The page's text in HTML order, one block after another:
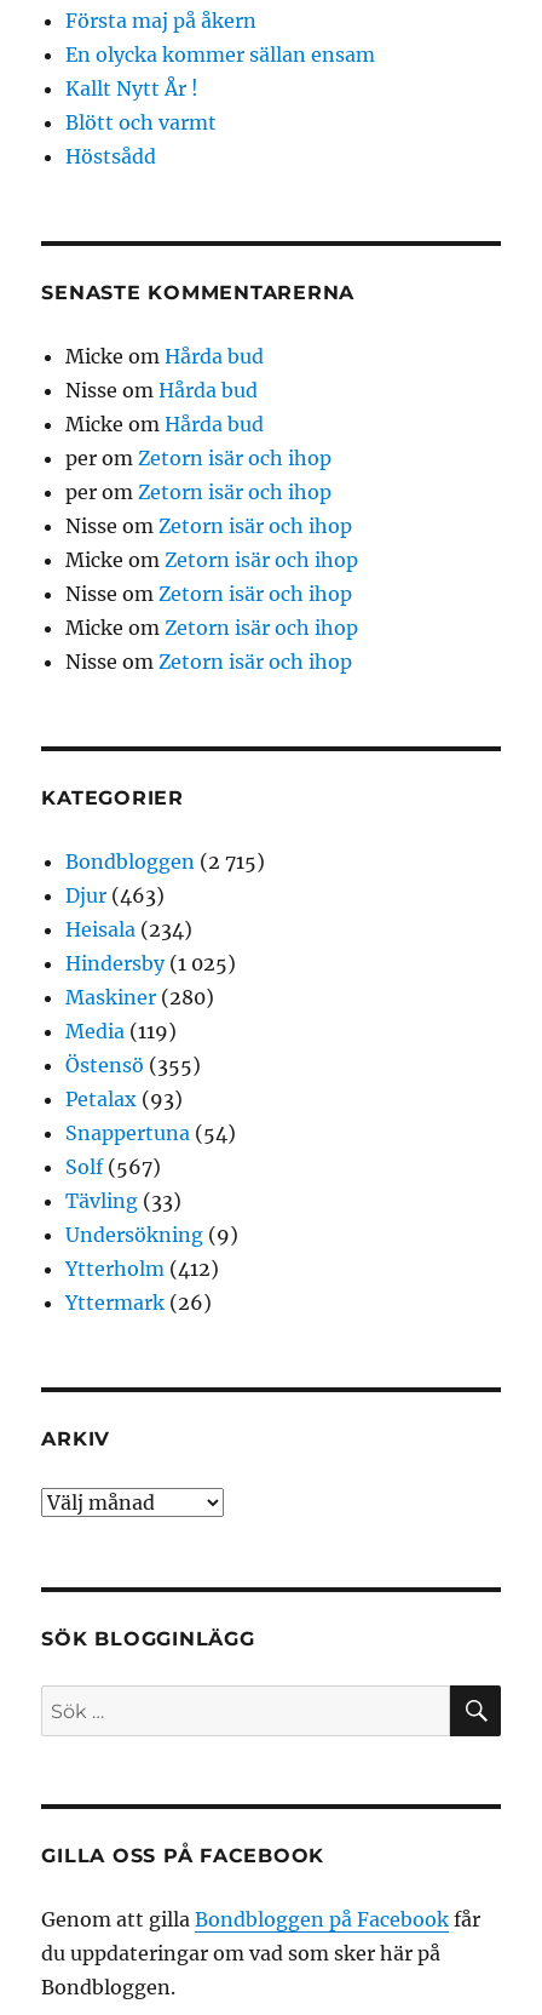
Första maj på åkern
En olycka kommer sällan ensam
Kallt Nytt År !
Blött och varmt
Höstsådd
SENASTE KOMMENTARERNA
Micke omHårda bud
Nisse omHårda bud
Micke omHårda bud
per om Zetorn isär och ihop
per om Zetorn isär och ihop
Nisse om Zetorn isär och ihop
Micke om Zetorn isär och ihop
Nisse om Zetorn isär och ihop
Micke om Zetorn isär och ihop
Nisse om Zetorn isär och ihop
KATEGORIER
Bondbloggen (2 715)
Djur (463)
Heisala (234)
Hindersby(1 025)
Maskiner (280)
Media (119)
Östensö (355)
Petalax (93)
Snappertuna (54)
Solf(567)
Tävling (33)
Undersökning (9)
Ytterholm (412)
Yttermark (26)
ARKIV
Arkiv
SÖK BLOGGINLÄGG
Sök
efter:
GILLA OSS PÅ FACEBOOK
Genom att gillaBondbloggen på Facebook får
du uppdateringar om vad som sker här på
Bondbloggen.